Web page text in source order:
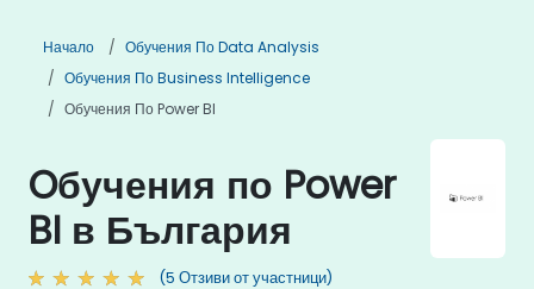
Начало
Обучения По Data Analysis
Обучения По Business Intelligence
Обучения По Power BI
Oбучения по Power
BI в България
(5 Отзиви от участници)